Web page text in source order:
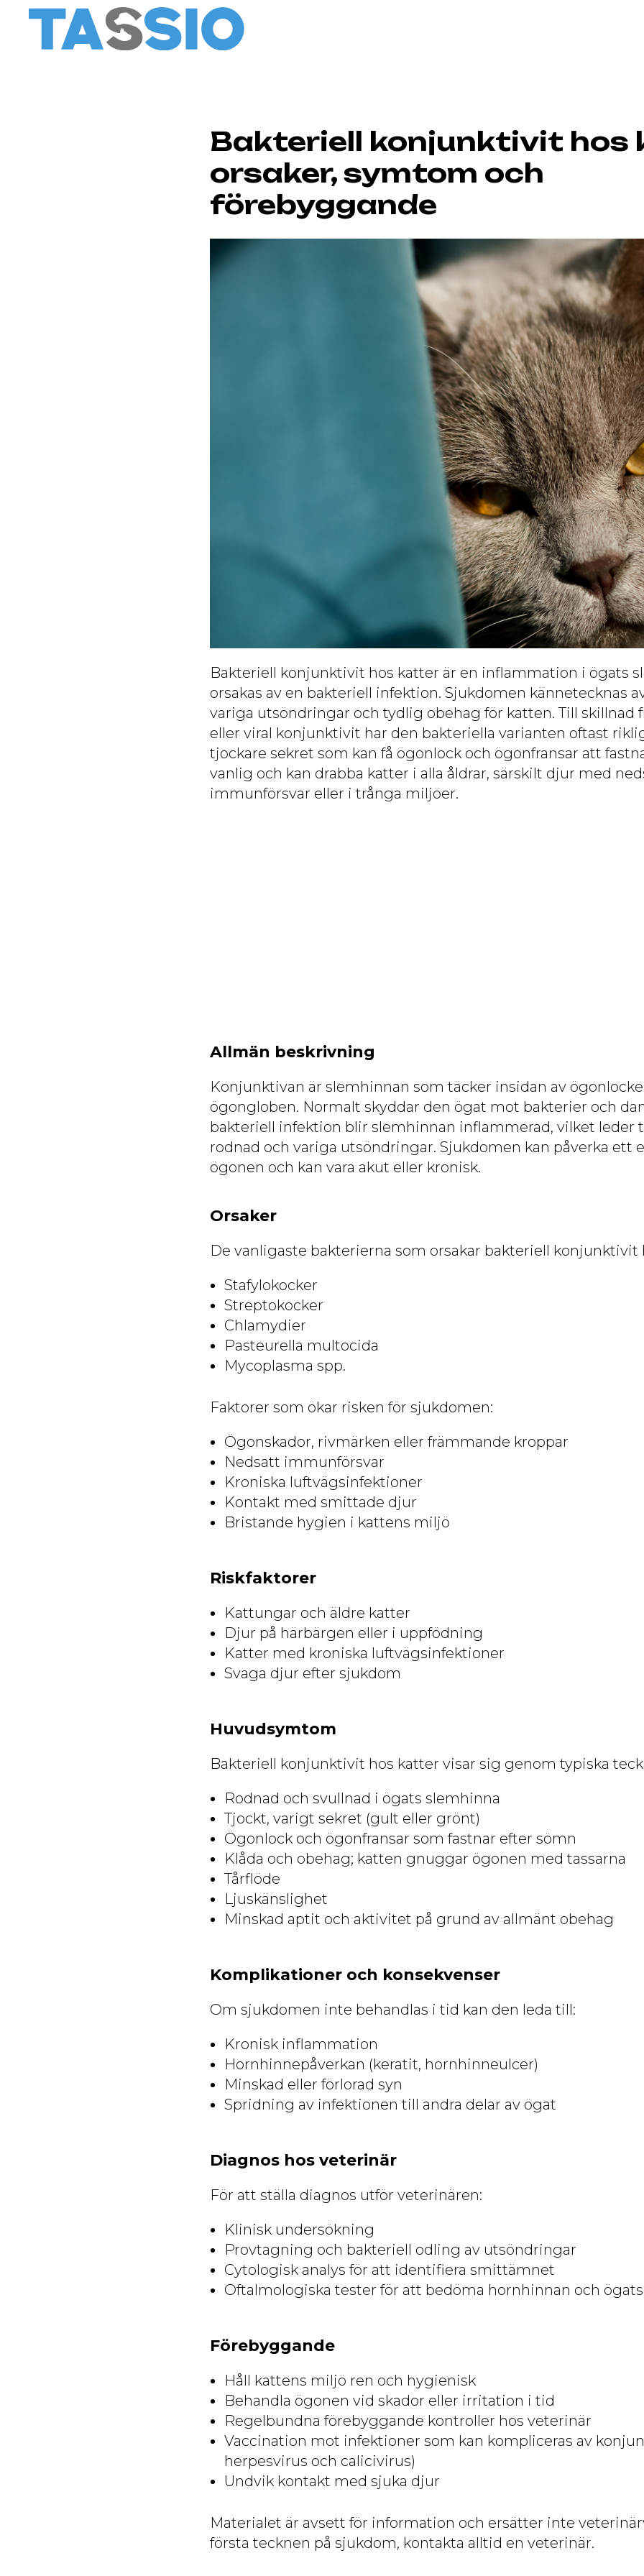
Bakteriell konjunktivit hos
orsaker, symtom och
förebyggande
Bakteriell konjunktivit hos katter är en inflammation i ögats
orsakas av en bakteriell infektion. Sjukdomen kännetecknas
variga utsöndringar och tydlig obehag för katten. Till skillnad
eller viral konjunktivit har den bakteriella varianten oftast
tjockare sekret som kan få ögonlock och ögonfransar att
vanlig och kan drabba katter i alla åldrar, särskilt djur med
immunförsvar eller i trånga miljöer.
Allmän beskrivning
Konjunktivan är slemhinnan som täcker insidan av
ögongloben. Normalt skyddar den ögat mot bakterier och
bakteriell infektion blir slemhinnan inflammerad, vilket leder
rodnad och variga utsöndringar. Sjukdomen kan påverka ett
ögonen och kan vara akut eller kronisk.
Orsaker
De vanligaste bakterierna som orsakar bakteriell konjunktivit
Stafylokocker
Streptokocker
Chlamydier
Pasteurella multocida
Mycoplasma spp.
Faktorer som ökar risken för sjukdomen:
Ögonskador, rivmärken eller främmande kroppar
Nedsatt immunförsvar
Kroniska luftvägsinfektioner
Kontakt med smittade djur
Bristande hygien i kattens miljö
Riskfaktorer
Kattungar och äldre katter
Djur på härbärgen eller i uppfödning
Katter med kroniska luftvägsinfektioner
Svaga djur efter sjukdom
Huvudsymtom
Bakteriell konjunktivit hos katter visar sig genom typiska
Rodnad och svullnad i ögats slemhinna
Tjockt, varigt sekret (gult eller grönt)
Ögonlock och ögonfransar som fastnar efter sömn
Klåda och obehag; katten gnuggar ögonen med tassarna
Tårflöde
Ljuskänslighet
Minskad aptit och aktivitet på grund av allmänt obehag
Komplikationer och konsekvenser
Om sjukdomen inte behandlas i tid kan den leda till:
Kronisk inflammation
Hornhinnepåverkan (keratit, hornhinneulcer)
Minskad eller förlorad syn
Spridning av infektionen till andra delar av ögat
Diagnos hos veterinär
För att ställa diagnos utför veterinären:
Klinisk undersökning
Provtagning och bakteriell odling av utsöndringar
Cytologisk analys för att identifiera smittämnet
Oftalmologiska tester för att bedöma hornhinnan och
Förebyggande
Håll kattens miljö ren och hygienisk
Behandla ögonen vid skador eller irritation i tid
Regelbundna förebyggande kontroller hos veterinär
Vaccination mot infektioner som kan kompliceras av
herpesvirus och calicivirus)
Undvik kontakt med sjuka djur
Materialet är avsett för information och ersätter inte
första tecknen på sjukdom, kontakta alltid en veterinär.